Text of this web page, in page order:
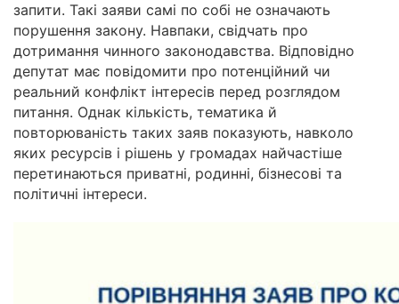
запити. Такі заяви самі по собі не означають
порушення закону. Навпаки, свідчать про
дотримання чинного законодавства. Відповідно
депутат має повідомити про потенційний чи
реальний конфлікт інтересів перед розглядом
питання. Однак кількість, тематика й
повторюваність таких заяв показують, навколо
яких ресурсів і рішень у громадах найчастіше
перетинаються приватні, родинні, бізнесові та
політичні інтереси.